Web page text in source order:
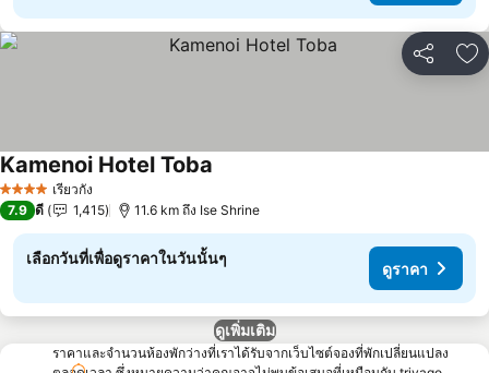
แชร์ เ
4 ดาว เรียวกัง
Kamenoi Hotel Toba
7.9 ดี 1,415 11.6 km ถึง Ise Shrine
เลือกวันที่เพื่อดูราคาในวันนั้นๆ
ดูราคา
ดูเพิ่มเติม
ราคาและจำนวนห้องพักว่างที่เราได้รับจากเว็บไซต์จองที่พักเปลี่ยนแปลง